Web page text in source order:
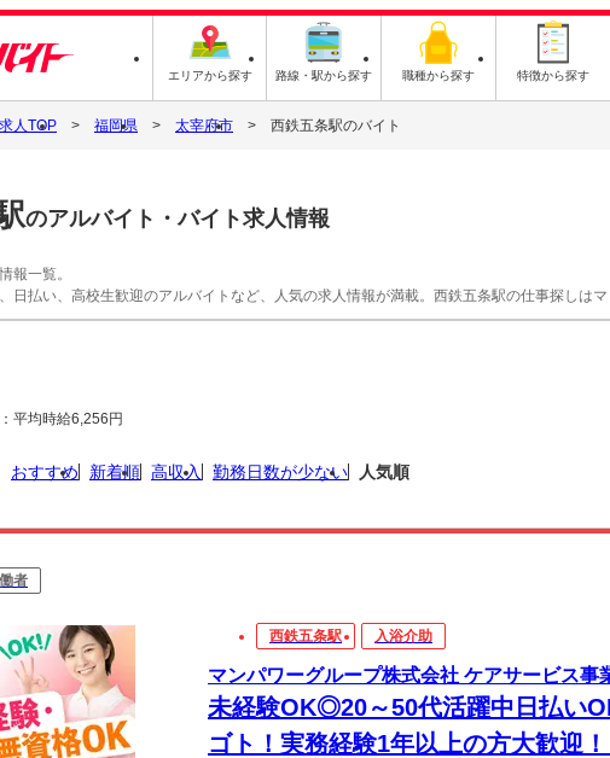
エリアから探す 路線・駅から探す 職種から探す 特徴から探す
人TOP 福岡県 太宰府市 西鉄五条駅のバイト
のアルバイト・バイト求人情報
報一覧。
日払い、高校生歓迎のアルバイトなど、人気の求人情報が満載。西鉄五条駅の仕事探しはマ
平均時給6,256円
おすすめ 新着順 高収入 勤務日数が少ない 人気順
者
西鉄五条駅 入浴介助
マンパワーグループ株式会社 ケアサービス事
未経験OK◎20～50代活躍中日払い
ゴト！実務経験1年以上の方大歓迎！